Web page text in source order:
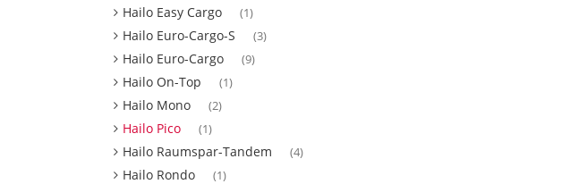
Hailo Easy Cargo (1)
Hailo Euro-Cargo-S (3)
Hailo Euro-Cargo (9)
Hailo On-Top (1)
Hailo Mono (2)
Hailo Pico (1)
Hailo Raumspar-Tandem (4)
Hailo Rondo (1)